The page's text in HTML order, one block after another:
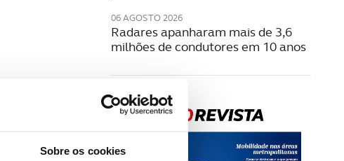
Sobre os cookies
06 AGOSTO 2026
Radares apanharam mais de 3,6
milhões de condutores em 10 anos